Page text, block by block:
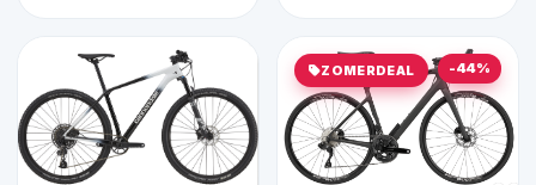
ZOMERDEAL -44%